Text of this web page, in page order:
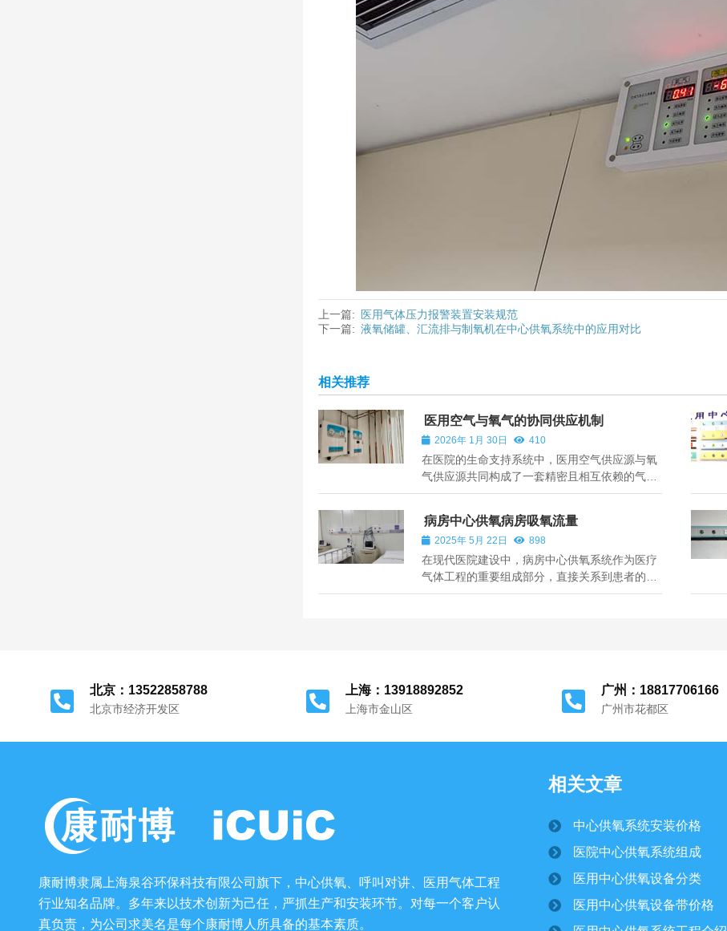
上一篇:
医用气体压力报警装置安装规范
下一篇: 液氧储罐、汇流排与制氧机在中心供氧系统中的应用对比
相关推荐
医用空气与氧气的协同供应机制
2026年 1月 30日 410
在医院的生命支持系统中，医用空气供应源与氧
气供应源共同构成了一套精密且相互依赖的气体
供应体系。二者虽在功能上各有侧重，但通过协
的保障。医用空气供应源主要由空气压缩机、储
气罐、过滤净化装置及输送管道等组成。...
病房中心供氧病房吸氧流量
2025年 5月 22日 898
在现代医院建设中，病房中心供氧系统作为医疗
气体工程的重要组成部分，直接关系到患者的治
疗效果和生命安全。其中，病房吸氧流量的合理
北京：13522858788
北京市经济开发区
上海：13918892852
上海市金山区
广州：18817706166
广州市花都区
康耐博隶属上海泉谷环保科技有限公司旗下，中心供氧、呼叫对讲、医用气体工程
行业知名品牌。多年来以技术创新为己任，严抓生产和安装环节。对每一个客户认
真负责，为公司求美名是每个康耐博人所具备的基本素质。
相关文章
中心供氧系统安装价格
医院中心供氧系统组成
医用中心供氧设备分类
医用中心供氧设备带价格